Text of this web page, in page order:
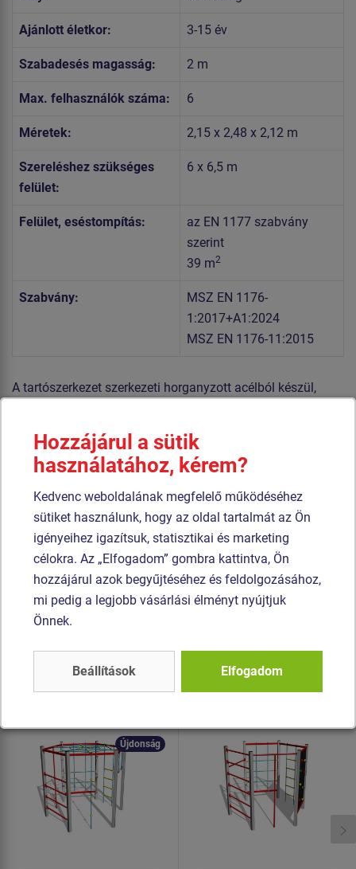
Ajánlott életkor: 3-15 év
Szabadesés magasság: 2 m
Max. felhasználók száma: 6
Méretek: 2,15 x 2,48 x 2,12 m
Szereléshez szükséges
felület:
6 x 6,5 m
Felület, eséstompítás:
az EN 1177 szabvány
szerint
39 m2
Szabvány:
MSZ EN 1176-
1:2017+A1:2024
MSZ EN 1176-11:2015
A tartószerkezet szerkezeti horganyzott acélból készül,
amelyet szemcseszórással és többrétegű, égetett festéssel
kezelnek. A szerkezetek beton alapba kerülnek rögzítésre.
A kötelek és hálók HERKULES anyagból (16 mm-es
polipropilén kötél belső acélmaggal) készülnek, és
műanyag kapcsokkal vannak összekötve. Az
összekötőelemek horganyzottak vagy rozsdamentes
acélból készülnek.
Termék - SSE-8703K-20
Újdonság
Termék - SSE-8603K-20
Hozzájárul a sütik
használatához, kérem?
Kedvenc weboldalának megfelelő működéséhez
sütiket használunk, hogy az oldal tartalmát az Ön
igényeihez igazítsuk, statisztikai és marketing
célokra. Az „Elfogadom” gombra kattintva, Ön
hozzájárul azok begyűjtéséhez és feldolgozásához,
mi pedig a legjobb vásárlási élményt nyújtjuk
Önnek.
Beállítások Elfogadom